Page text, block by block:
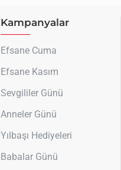
Kampanyalar
Efsane Cuma
Efsane Kasım
Sevgililer Günü
Anneler Günü
Yılbaşı Hediyeleri
Babalar Günü